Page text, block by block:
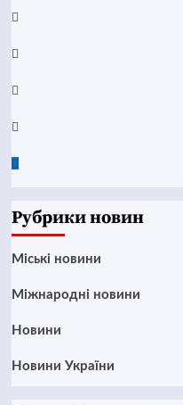
YouTube
Telegram
Instagram
Twitter
Google
Рубрики новин
Mіські новини
Міжнародні новини
Новини
Новини України